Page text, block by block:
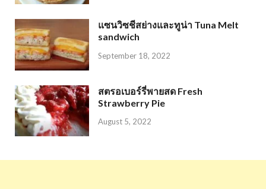
แซนวิซชีสย่างและทูน่า Tuna Melt
sandwich
September 18, 2022
สตรอเบอร์รี่พายสด Fresh
Strawberry Pie
August 5, 2022